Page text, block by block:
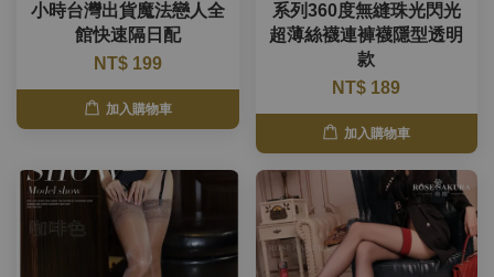
小時台灣出貨魔法戀人全
館快速隔日配
NT$ 199
加入購物車
系列360度無縫珠光閃光
超薄絲襪連褲襪隱型透明
款
NT$ 189
加入購物車